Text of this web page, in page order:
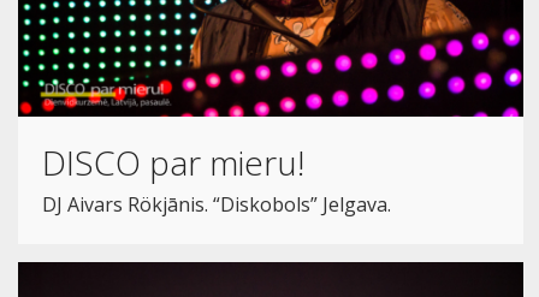
DISCO par mieru!
DJ Aivars Rökjānis. “Diskobols” Jelgava.